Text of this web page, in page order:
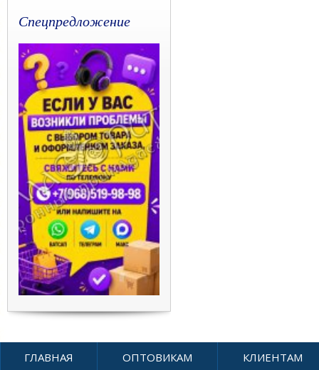
Спецпредложение
ГЛАВНАЯ ОПТОВИКАМ КЛИЕНТАМ